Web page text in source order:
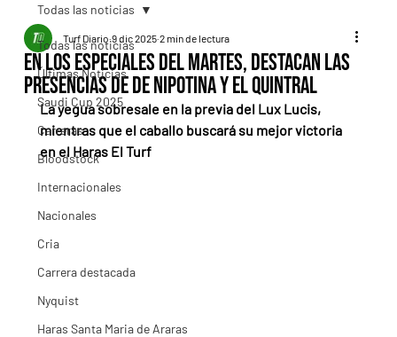
Todas las noticias
Últimas Noticias
Saudi Cup 2025
Carreras
Bloodstock
Internacionales
Nacionales
Cria
Carrera destacada
Nyquist
Haras Santa Maria de Araras
Todas las noticias
En los especiales del martes, destacan las
presencias de de Nipotina y El Quintral
Turf Diario 9 dic 2025 2 min de lectura
La yegua sobresale en la previa del Lux Lucis,
mientras que el caballo buscará su mejor victoria
en el Haras El Turf